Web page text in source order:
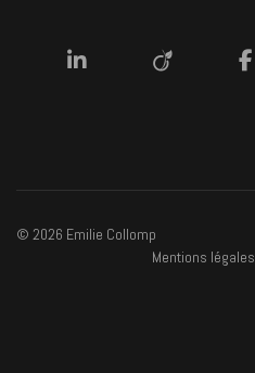
© 2026 Emilie Collomp
Mentions légales